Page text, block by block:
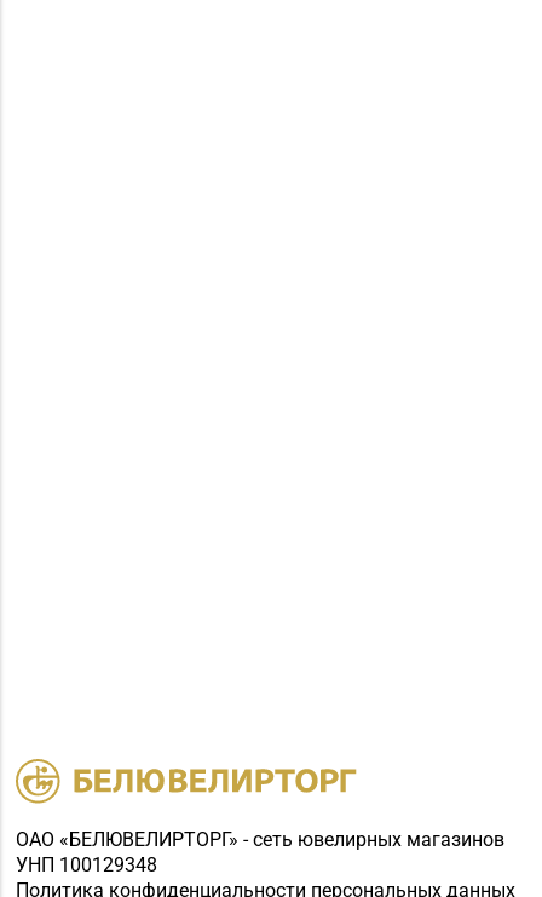
ОАО «БЕЛЮВЕЛИРТОРГ» - сеть ювелирных магазинов
УНП 100129348
Политика конфиденциальности персональных данных